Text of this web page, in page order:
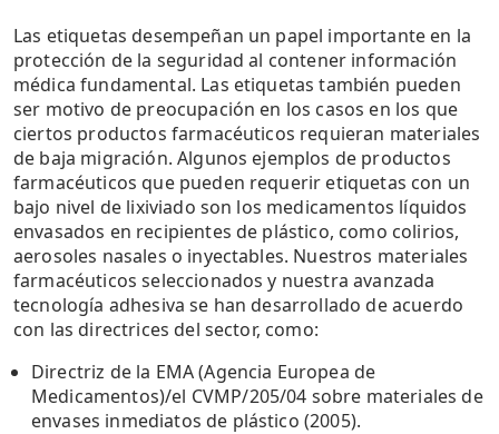
Las etiquetas desempeñan un papel importante en la
protección de la seguridad al contener información
médica fundamental. Las etiquetas también pueden
ser motivo de preocupación en los casos en los que
ciertos productos farmacéuticos requieran materiales
de baja migración. Algunos ejemplos de productos
farmacéuticos que pueden requerir etiquetas con un
bajo nivel de lixiviado son los medicamentos líquidos
envasados en recipientes de plástico, como colirios,
aerosoles nasales o inyectables. Nuestros materiales
farmacéuticos seleccionados y nuestra avanzada
tecnología adhesiva se han desarrollado de acuerdo
con las directrices del sector, como:
Directriz de la EMA (Agencia Europea de
Medicamentos)/el CVMP/205/04 sobre materiales de
envases inmediatos de plástico (2005).